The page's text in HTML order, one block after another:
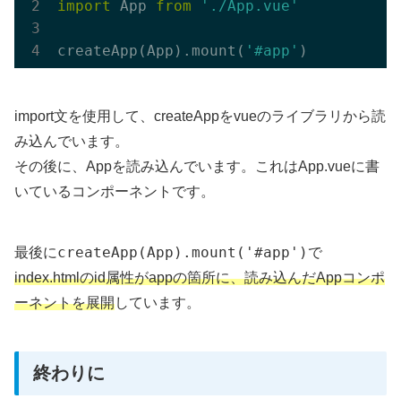
import App from './App.vue'
createApp(App).mount( '#app'
import文を使用して、createAppをvueのライブラリから読
み込んでいます。
その後に、Appを読み込んでいます。これはApp.vueに書
いているコンポーネントです。
最後にcreateApp(App).mount('#app') で
index.htmlのid属性がappの箇所に、読み込んだAppコンポ
ーネントを展開しています。
終わりに